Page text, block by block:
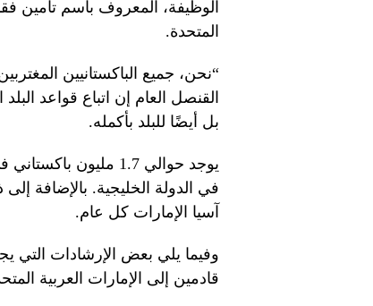
المتحدة.
“نحن، جميع الباكستانيين
القنصل العام إن اتباع قواعد
بل أيضًا للبلد بأكمله.
يوجد حوالي 1.7
في الدولة الخليجية. بالإضافة
آسيا الإمارات كل عام.
وفيما يلي بعض الإرشادات التي
قادمين إلى الإمارات العربية